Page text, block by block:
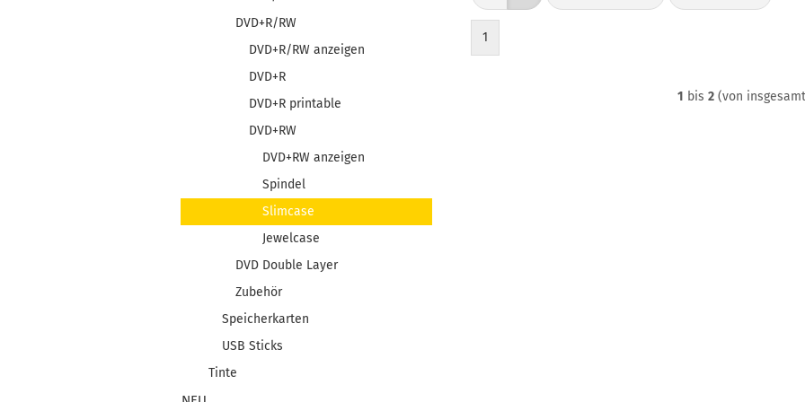
1
1 bis2 (von
DVD+R/RW
DVD+R/RW anzeigen
DVD+R
DVD+R printable
DVD+RW
DVD+RW anzeigen
Spindel
Slimcase
Jewelcase
DVD Double Layer
Zubehör
Speicherkarten
USB Sticks
Tinte